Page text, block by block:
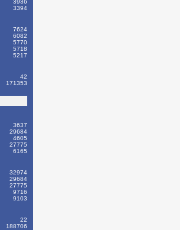
3936
3394
7624
6082
5770
5718
5217
42
171353
3637
29684
4605
27775
6165
32974
29684
27775
9716
9103
22
188706